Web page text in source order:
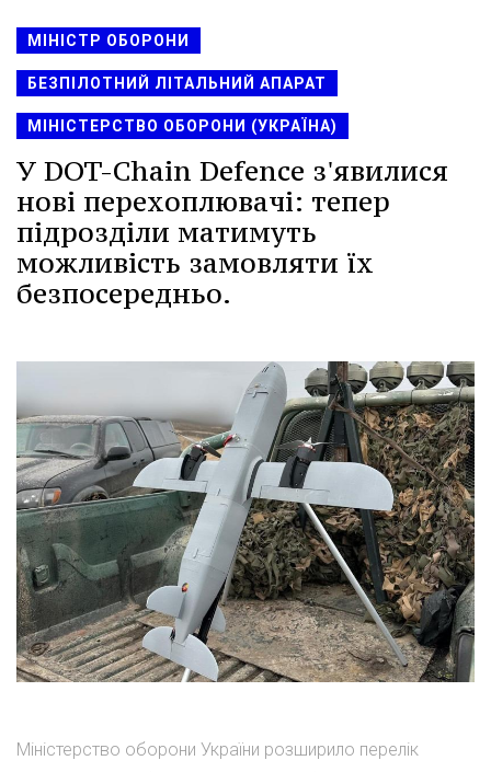
МІНІСТР ОБОРОНИ
БЕЗПІЛОТНИЙ ЛІТАЛЬНИЙ АПАРАТ
МІНІСТЕРСТВО ОБОРОНИ (УКРАЇНА)
У DOT-Chain Defence з'явилися
нові перехоплювачі: тепер
підрозділи матимуть
можливість замовляти їх
безпосередньо.
Міністерство оборони України розширило перелік